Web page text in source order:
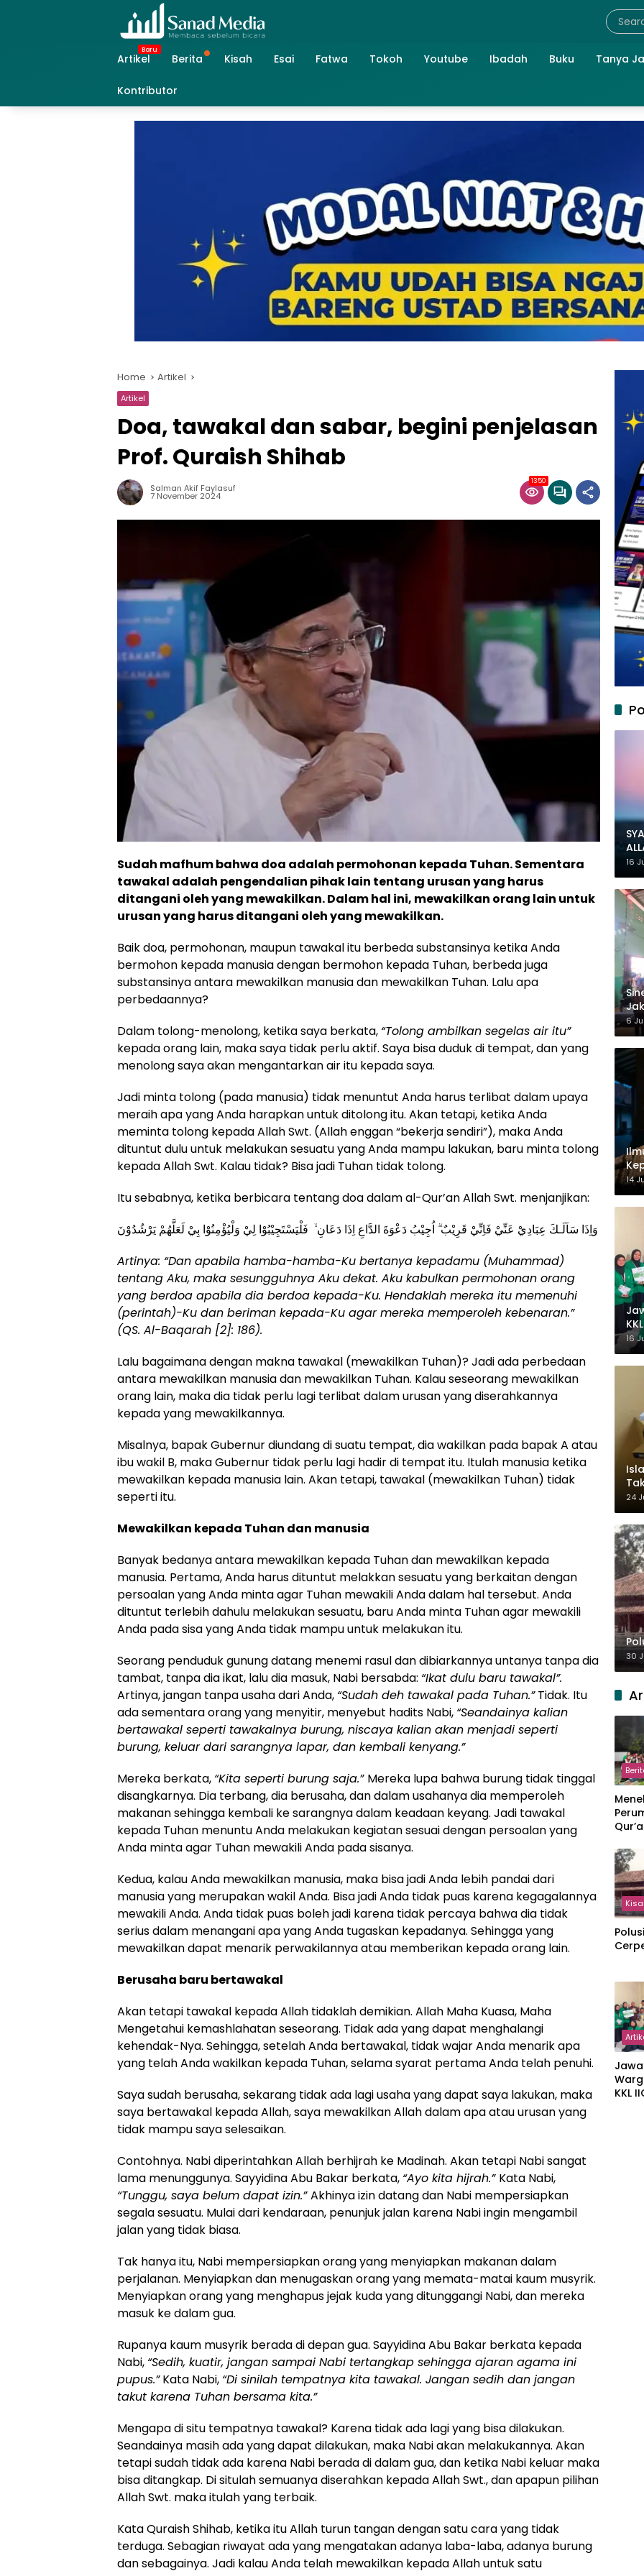
Artikel
Berita Kisah Esai Fatwa Tokoh Youtube Ibadah Buku Tanya
Kontributor
Home Artikel
Artikel
Doa, tawakal dan sabar, begini penjelasan
Prof. Quraish Shihab
Salman Akif Faylasuf
7 November 2024
1350
Sudah mafhum bahwa doa adalah permohonan kepada Tuhan. Sementara
tawakal adalah pengendalian pihak lain tentang urusan yang harus
ditangani oleh yang mewakilkan. Dalam hal ini, mewakilkan orang lain untuk
urusan yang harus ditangani oleh yang mewakilkan.
Baik doa, permohonan, maupun tawakal itu berbeda substansinya ketika Anda
bermohon kepada manusia dengan bermohon kepada Tuhan, berbeda juga
substansinya antara mewakilkan manusia dan mewakilkan Tuhan. Lalu apa
perbedaannya?
Dalam tolong-menolong, ketika saya berkata, “Tolong ambilkan segelas air itu”
kepada orang lain, maka saya tidak perlu aktif. Saya bisa duduk di tempat, dan yang
menolong saya akan mengantarkan air itu kepada saya.
Jadi minta tolong (pada manusia) tidak menuntut Anda harus terlibat dalam upaya
meraih apa yang Anda harapkan untuk ditolong itu. Akan tetapi, ketika Anda
meminta tolong kepada Allah Swt. (Allah enggan “bekerja sendiri”), maka Anda
dituntut dulu untuk melakukan sesuatu yang Anda mampu lakukan, baru minta tolong
kepada Allah Swt. Kalau tidak? Bisa jadi Tuhan tidak tolong.
Itu sebabnya, ketika berbicara tentang doa dalam al-Qur’an Allah Swt. menjanjikan:
وَاِذَا سَاَلَـكَ عِبَادِيْ عَنِّيْ فَاِنِّيْ قَرِيْبٌ ۗ اُجِيْبُ دَعْوَةَ الدَّاعِ اِذَا دَعَانِ ۙ فَلْيَسْتَجِيْبُوْا لِيْ وَلْيُؤْمِنُوْا بِيْ لَعَلَّهُمْ يَرْشُدُوْنَ
Artinya: “Dan apabila hamba-hamba-Ku bertanya kepadamu (Muhammad)
tentang Aku, maka sesungguhnya Aku dekat. Aku kabulkan permohonan orang
yang berdoa apabila dia berdoa kepada-Ku. Hendaklah mereka itu memenuhi
(perintah)-Ku dan beriman kepada-Ku agar mereka memperoleh kebenaran.”
(QS. Al-Baqarah [2]: 186).
Lalu bagaimana dengan makna tawakal (mewakilkan Tuhan)? Jadi ada perbedaan
antara mewakilkan manusia dan mewakilkan Tuhan. Kalau seseorang mewakilkan
orang lain, maka dia tidak perlu lagi terlibat dalam urusan yang diserahkannya
kepada yang mewakilkannya.
Misalnya, bapak Gubernur diundang di suatu tempat, dia wakilkan pada bapak A atau
ibu wakil B, maka Gubernur tidak perlu lagi hadir di tempat itu. Itulah manusia ketika
mewakilkan kepada manusia lain. Akan tetapi, tawakal (mewakilkan Tuhan) tidak
seperti itu.
Mewakilkan kepada Tuhan dan manusia
Banyak bedanya antara mewakilkan kepada Tuhan dan mewakilkan kepada
manusia. Pertama, Anda harus dituntut melakkan sesuatu yang berkaitan dengan
persoalan yang Anda minta agar Tuhan mewakili Anda dalam hal tersebut. Anda
dituntut terlebih dahulu melakukan sesuatu, baru Anda minta Tuhan agar mewakili
Anda pada sisa yang Anda tidak mampu untuk melakukan itu.
Seorang penduduk gunung datang menemi rasul dan dibiarkannya untanya tanpa dia
tambat, tanpa dia ikat, lalu dia masuk, Nabi bersabda: “Ikat dulu baru tawakal”.
Artinya, jangan tanpa usaha dari Anda, “Sudah deh tawakal pada Tuhan.”Tidak. Itu
ada sementara orang yang menyitir, menyebut hadits Nabi, “Seandainya kalian
bertawakal seperti tawakalnya burung, niscaya kalian akan menjadi seperti
burung, keluar dari sarangnya lapar, dan kembali kenyang.”
Mereka berkata, “Kita seperti burung saja.” Mereka lupa bahwa burung tidak tinggal
disangkarnya. Dia terbang, dia berusaha, dan dalam usahanya dia memperoleh
makanan sehingga kembali ke sarangnya dalam keadaan keyang. Jadi tawakal
kepada Tuhan menuntu Anda melakukan kegiatan sesuai dengan persoalan yang
Anda minta agar Tuhan mewakili Anda pada sisanya.
Kedua, kalau Anda mewakilkan manusia, maka bisa jadi Anda lebih pandai dari
manusia yang merupakan wakil Anda. Bisa jadi Anda tidak puas karena kegagalannya
mewakili Anda. Anda tidak puas boleh jadi karena tidak percaya bahwa dia tidak
serius dalam menangani apa yang Anda tugaskan kepadanya. Sehingga yang
mewakilkan dapat menarik perwakilannya atau memberikan kepada orang lain.
Berusaha baru bertawakal
Akan tetapi tawakal kepada Allah tidaklah demikian. Allah Maha Kuasa, Maha
Mengetahui kemashlahatan seseorang. Tidak ada yang dapat menghalangi
kehendak-Nya. Sehingga, setelah Anda bertawakal, tidak wajar Anda menarik apa
yang telah Anda wakilkan kepada Tuhan, selama syarat pertama Anda telah penuhi.
Saya sudah berusaha, sekarang tidak ada lagi usaha yang dapat saya lakukan, maka
saya bertawakal kepada Allah, saya mewakilkan Allah dalam apa atau urusan yang
tidak mampu saya selesaikan.
Contohnya. Nabi diperintahkan Allah berhijrah ke Madinah. Akan tetapi Nabi sangat
lama menunggunya. Sayyidina Abu Bakar berkata, “Ayo kita hijrah.” Kata Nabi,
“Tunggu, saya belum dapat izin.”Akhinya izin datang dan Nabi mempersiapkan
segala sesuatu. Mulai dari kendaraan, penunjuk jalan karena Nabi ingin mengambil
jalan yang tidak biasa.
Tak hanya itu, Nabi mempersiapkan orang yang menyiapkan makanan dalam
perjalanan. Menyiapkan dan menugaskan orang yang memata-matai kaum musyrik.
Menyiapkan orang yang menghapus jejak kuda yang ditunggangi Nabi, dan mereka
masuk ke dalam gua.
Rupanya kaum musyrik berada di depan gua. Sayyidina Abu Bakar berkata kepada
Nabi, “Sedih, kuatir, jangan sampai Nabi tertangkap sehingga ajaran agama ini
pupus.”Kata Nabi, “Di sinilah tempatnya kita tawakal. Jangan sedih dan jangan
takut karena Tuhan bersama kita.”
Mengapa di situ tempatnya tawakal? Karena tidak ada lagi yang bisa dilakukan.
Seandainya masih ada yang dapat dilakukan, maka Nabi akan melakukannya. Akan
tetapi sudah tidak ada karena Nabi berada di dalam gua, dan ketika Nabi keluar maka
bisa ditangkap. Di situlah semuanya diserahkan kepada Allah Swt., dan apapun pilihan
Allah Swt. maka itulah yang terbaik.
Kata Quraish Shihab, ketika itu Allah turun tangan dengan satu cara yang tidak
terduga. Sebagian riwayat ada yang mengatakan adanya laba-laba, adanya burung
dan sebagainya. Jadi kalau Anda telah mewakilkan kepada Allah untuk satu
16
6
14
16
24
30
KKL